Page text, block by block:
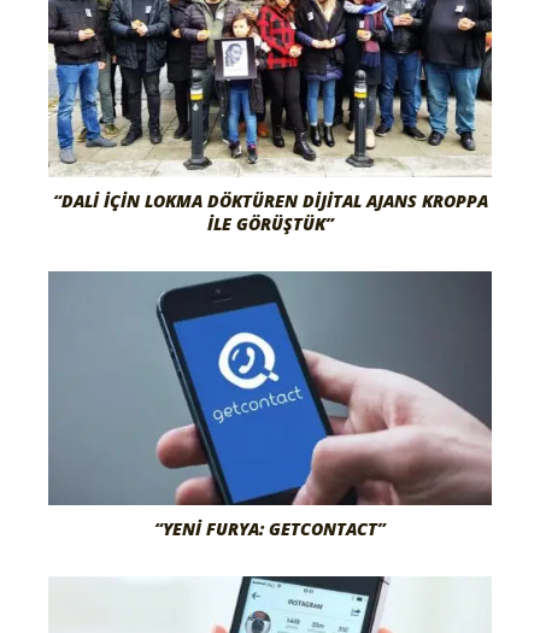
“DALI İÇIN LOKMA DÖKTÜREN DIJITAL AJANS KROPPA
İLE GÖRÜŞTÜK”
“YENI FURYA: GETCONTACT”